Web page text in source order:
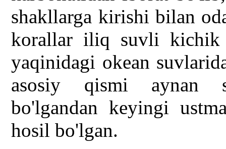
shakllarga kirishi bilan
korallar iliq suvli kichik
yaqinidagi okean
asosiy qismi aynan
bo'lgandan keyingi
hosil bo'lgan.